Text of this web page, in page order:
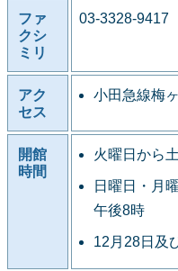
ファ
クシ
ミリ
03-3328-9417
アク
セス
小田急線梅
開館
時間
火曜日から
日曜日・月
午後8時
12月28日及